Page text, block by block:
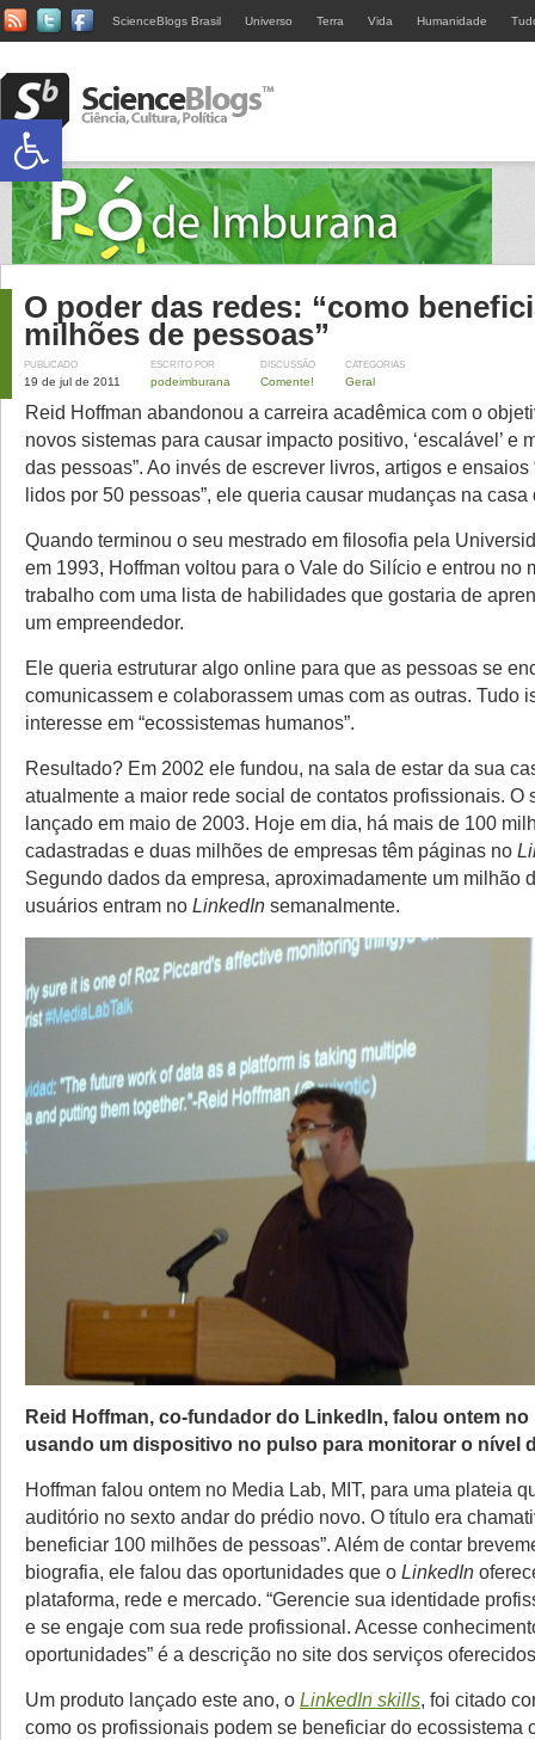
ScienceBlogs Brasil Universo Terra Vida Humanidade
O poder das redes: “como
milhões de pessoas”
PUBLICADO
19 de jul de 2011
ESCRITO POR
podeimburana
DISCUSSÃO
Comente!
CATEGORIAS
Geral
Reid Hoffman abandonou a carreira acadêmica com o
novos sistemas para causar impacto positivo, ‘escalável’ e
das pessoas”. Ao invés de escrever livros, artigos e ensaios
lidos por 50 pessoas”, ele queria causar mudanças na casa
Quando terminou o seu mestrado em filosofia pela
em 1993, Hoffman voltou para o Vale do Silício e entrou no
trabalho com uma lista de habilidades que gostaria de
um empreendedor.
Ele queria estruturar algo online para que as pessoas se
comunicassem e colaborassem umas com as outras. Tudo
interesse em “ecossistemas humanos”.
Resultado? Em 2002 ele fundou, na sala de estar da sua
atualmente a maior rede social de contatos profissionais. O
lançado em maio de 2003. Hoje em dia, há mais de 100
cadastradas e duas milhões de empresas têm páginas no
Segundo dados da empresa, aproximadamente um milhão
usuários entram no LinkedIn semanalmente.
Reid Hoffman, co-fundador do LinkedIn, falou ontem no
usando um dispositivo no pulso para monitorar o nível
Hoffman falou ontem no Media Lab, MIT, para uma plateia
auditório no sexto andar do prédio novo. O título era
beneficiar 100 milhões de pessoas”. Além de contar
biografia, ele falou das oportunidades que o LinkedIn
plataforma, rede e mercado. “Gerencie sua identidade
e se engaje com sua rede profissional. Acesse
oportunidades” é a descrição no site dos serviços
Um produto lançado este ano, o LinkedIn skills, foi citado
como os profissionais podem se beneficiar do ecossistema
Abrir a barra de ferramentas